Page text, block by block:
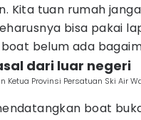
Kita tuan rumah
bisa pakai
boat belum ada
dari luar negeri
Ketua Provinsi Persatuan Ski Air
boat